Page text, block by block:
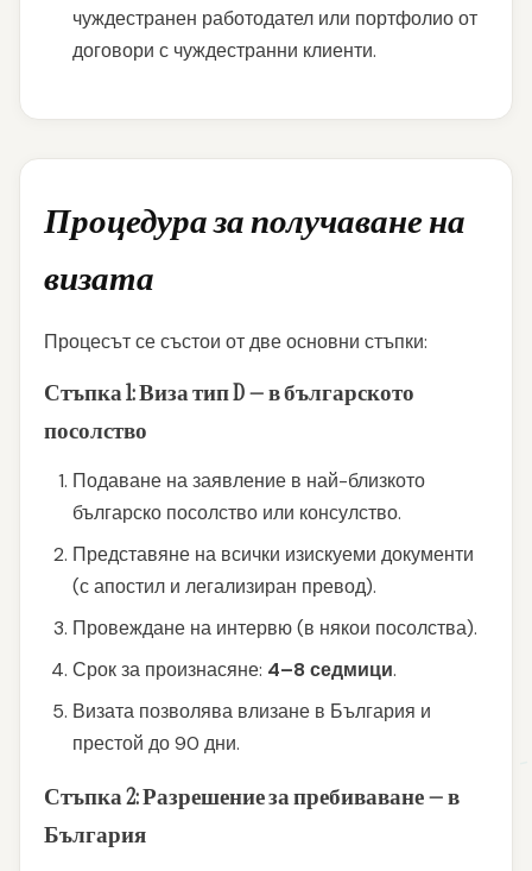
чуждестранен работодател или портфолио от
договори с чуждестранни клиенти.
Процедура за получаване на
визата
Процесът се състои от две основни стъпки:
Стъпка 1: Виза тип D — в българското
посолство
Подаване на заявление в най-близкото
българско посолство или консулство.
Представяне на всички изискуеми документи
(с апостил и легализиран превод).
Провеждане на интервю (в някои посолства).
Срок за произнасяне: 4–8 седмици.
Визата позволява влизане в България и
престой до 90 дни.
Стъпка 2: Разрешение за пребиваване — в
България